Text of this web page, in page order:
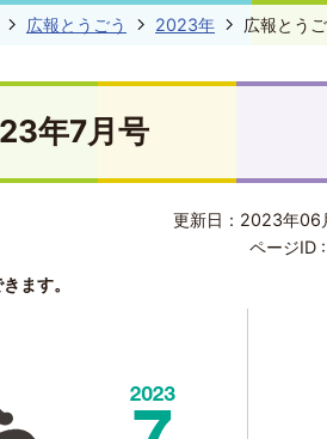
広報とうごう 2023年 広報とう
年7月号
更新日：2023年06
ページID :
ます。